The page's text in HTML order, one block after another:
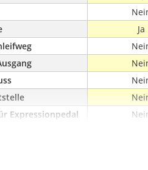
Ja
Expressionpedal